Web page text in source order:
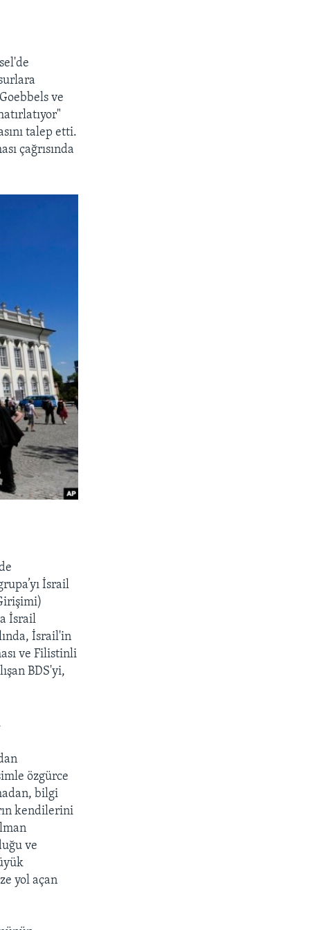
ve
talep etti.
çağrısında
İsrail
İsrail
İsrail'in
ve Filistinli
BDS'yi,
özgürce
bilgi
kendilerini
ve
yol açan